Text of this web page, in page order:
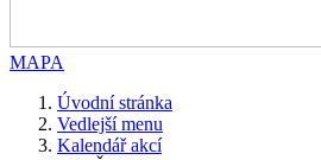
MAPA
Úvodní stránka
Vedlejší menu
Kalendář akcí